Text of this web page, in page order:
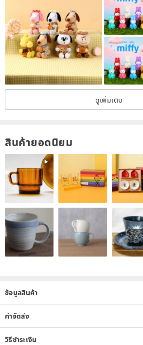
🇮🇹The shape that is close to the key is
induction key
🇮🇹Thousands of car owners approved the
leather shaping
🇮🇹 One-year warranty for stitches falling off
🔺Order process and instructions🔺
products
Please confirm whether the key of the
consistent with the product (Picture 4) to
Store works only sell key holsters, (Picture
provided for customer reference and
not included in the work
All works are tried and tested without
and can be used directly
Not applicable if you need to insert the
The exclusive design of the holster is sewn
and the battery can be installed or replaced
ดูเพิ่มเติม
สินค้ายอดนิยม
ข้อมูลสินค้า
ค่าจัดส่ง
วิธีชำระเงิน